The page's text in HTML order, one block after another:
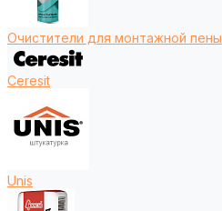
Очистители для монтажной пены
Ceresit
Unis